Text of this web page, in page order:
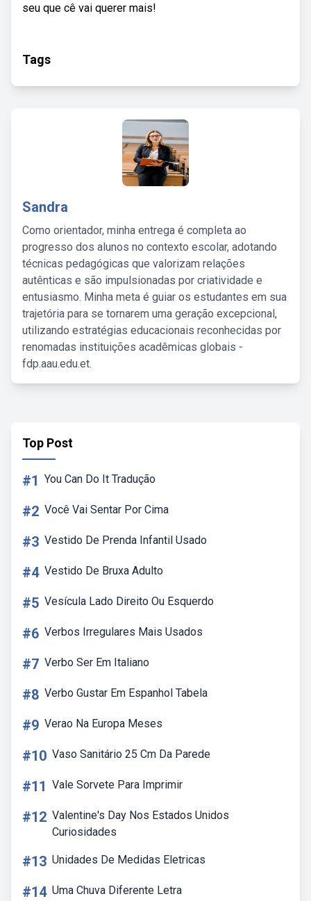
seu que cê vai querer mais!
Tags
Sandra
Como orientador, minha entrega é completa ao
progresso dos alunos no contexto escolar, adotando
técnicas pedagógicas que valorizam relações
autênticas e são impulsionadas por criatividade e
entusiasmo. Minha meta é guiar os estudantes em sua
trajetória para se tornarem uma geração excepcional,
utilizando estratégias educacionais reconhecidas por
renomadas instituições acadêmicas globais -
fdp.aau.edu.et.
Top Post
#1 You Can Do It Tradução
#2 Você Vai Sentar Por Cima
#3 Vestido De Prenda Infantil Usado
#4 Vestido De Bruxa Adulto
#5 Vesícula Lado Direito Ou Esquerdo
#6 Verbos Irregulares Mais Usados
#7 Verbo Ser Em Italiano
#8 Verbo Gustar Em Espanhol Tabela
#9 Verao Na Europa Meses
#10 Vaso Sanitário 25 Cm Da Parede
#11 Vale Sorvete Para Imprimir
#12 Valentine's Day Nos Estados Unidos
Curiosidades
#13 Unidades De Medidas Eletricas
#14 Uma Chuva Diferente Letra